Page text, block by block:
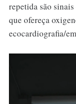
repetida são
que ofereça
ecocardiografia/